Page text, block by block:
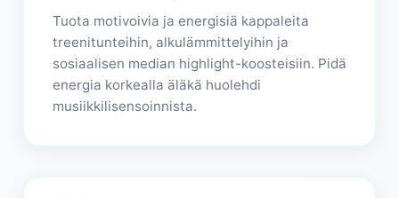
Tuota motivoivia ja energisiä kappaleita
treenitunteihin, alkulämmittelyihin ja
sosiaalisen median highlight-koosteisiin. Pidä
energia korkealla äläkä huolehdi
musiikkilisensoinnista.